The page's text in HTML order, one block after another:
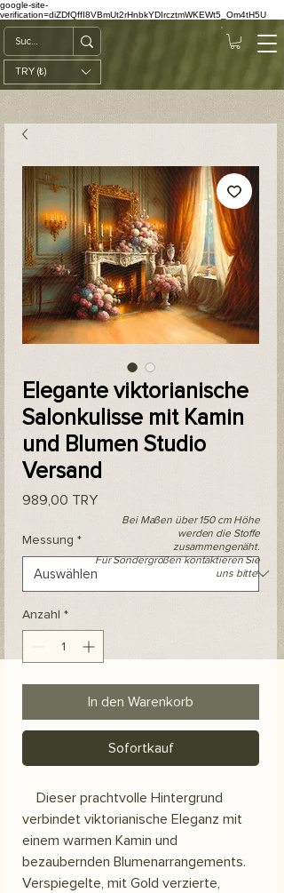
google-site-
verification=diZDfQffI8VBmUt2rHnbkYDIrcztmWKEWt5_Om4tH5U
TRY (₺)
Elegante viktorianische
Salonkulisse mit Kamin
und Blumen Studio
Versand
989,00 TRYPreis
Messung *
Anzahl *
In den Warenkorb
Sofortkauf
Dieser prachtvolle Hintergrund
verbindet viktorianische Eleganz mit
einem warmen Kamin und
bezaubernden Blumenarrangements.
Verspiegelte, mit Gold verzierte,
Bei Maßen über 150 cm Höhe
werden die Stoffe
zusammengenäht.
Für Sondergrößen kontaktieren Sie
uns bitte.